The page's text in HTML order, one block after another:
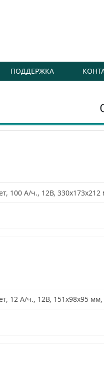
ПОДДЕРЖКА
100 А/ч., 12В, 330х173х212
12 А/ч., 12В, 151х98х95 мм,